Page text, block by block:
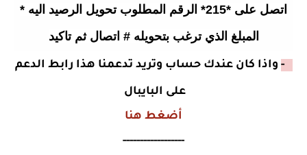
اتصل على *215* الرقم المطلوب تحويل الرصيد اليه *
المبلغ الذي ترغب بتحويله # اتصال ثم تاكيد
واذا كان عندك حساب وتريد تدعمنا هذا رابط الدعم
على البايبال
أضغط هنا
------------------